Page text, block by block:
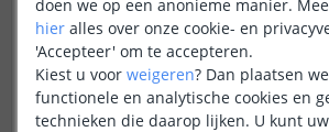
doen we op een anonieme manier.
hier alles over onze cookie- en
'Accepteer' om te accepteren.
Kiest u voor weigeren? Dan plaatsen
functionele en analytische cookies en
technieken die daarop lijken. U kunt